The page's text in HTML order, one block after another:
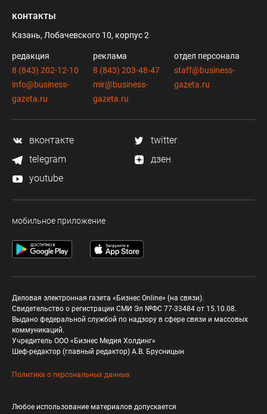
контакты
Казань, Лобачевского 10, корпус 2
редакция
8 (843) 202-12-10
info@business-
gazeta.ru
реклама
8 (843) 203-48-47
mir@business-
gazeta.ru
отдел персонала
staff@business-
gazeta.ru
вконтакте
twitter
telegram
дзен
youtube
мобильное приложение
Деловая электронная газета «Бизнес Online» (на связи).
Свидетельство о регистрации СМИ Эл №ФС 77-33484 от 15.10.08.
Выдано федеральной службой по надзору в сфере связи и массовых
коммуникаций.
Учредитель ООО «Бизнес Медия Холдинг»
Шеф-редактор (главный редактор) А.В. Брусницын
Политика о персональных данных
Любое использование материалов допускается